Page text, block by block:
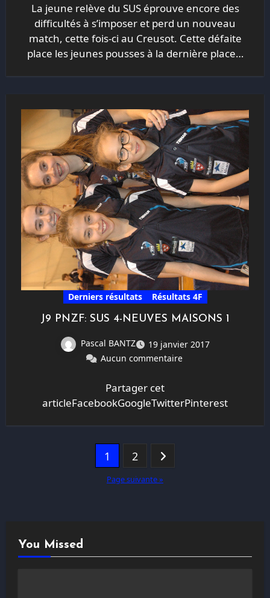
La jeune relève du SUS éprouve encore des
difficultés à s’imposer et perd un nouveau
match, cette fois-ci au Creusot. Cette défaite
place les jeunes pousses à la dernière place…
Derniers résultats Résultats 4F
J9 PNZF: SUS 4-NEUVES MAISONS 1
Pascal BANTZ
19 janvier 2017
Aucun commentaire
Partager cet
articleFacebookGoogleTwitterPinterest
1 2
Page suivante »
You Missed